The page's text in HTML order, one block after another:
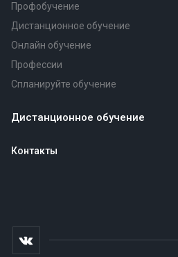
Профобучение
Дистанционное обучение
Онлайн обучение
Профессии
Спланируйте обучение
Дистанционное обучение
Контакты